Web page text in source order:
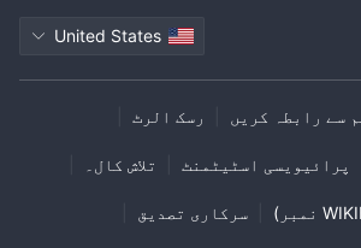
United States
ہم سے رابطہ کریں رسک الرٹ
پرائیویسی اسٹیٹمنٹ تلاش کال۔
سرکاری تصدیق